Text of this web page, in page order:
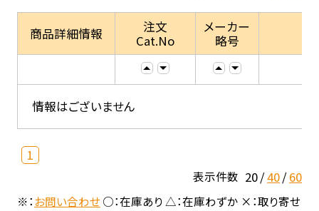
商品詳細情報
注文
Cat.No
メーカー
略号
情報はございません
1
表示件数 20 40 60
※：お問い合わせ○：在庫あり △：在庫わずか ×：取り寄せ